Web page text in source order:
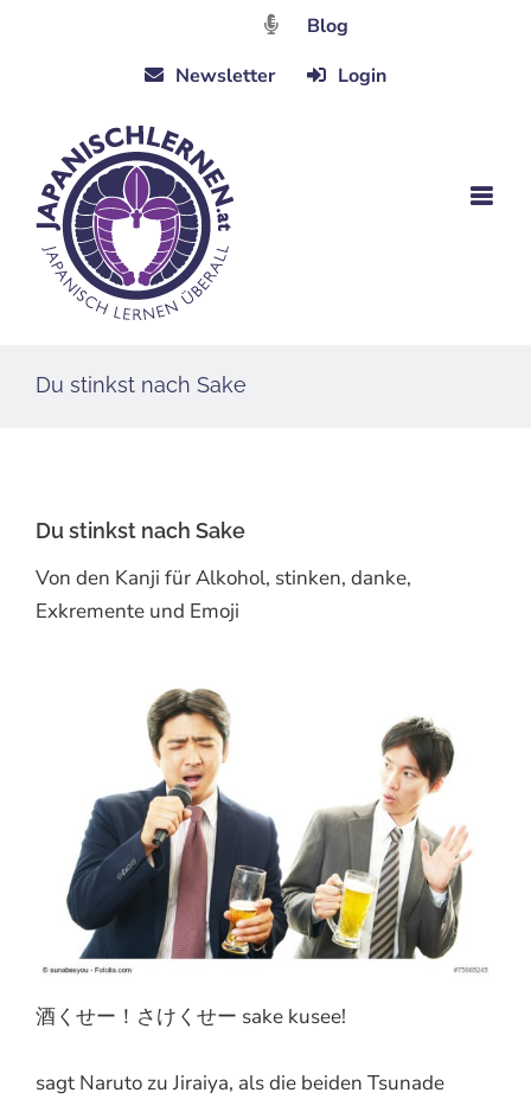
Blog
Newsletter
Login
Du stinkst nach Sake
Du stinkst nach Sake
Von den Kanji für Alkohol, stinken, danke,
Exkremente und Emoji
酒くせー！さけくせー sake kusee!
sagt Naruto zu Jiraiya, als die beiden Tsunade